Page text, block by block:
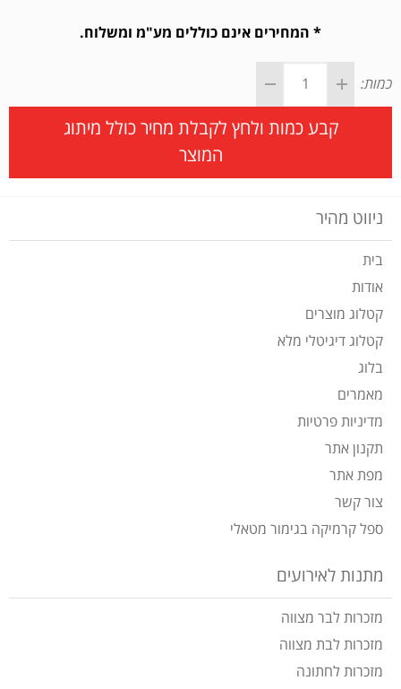
* המחירים אינם כוללים מע"מ ומשלוח.
כמות:
קבע כמות ולחץ לקבלת מחיר כולל מיתוג
המוצר
ניווט מהיר
בית
אודות
קטלוג מוצרים
קטלוג דיגיטלי מלא
בלוג
מאמרים
מדיניות פרטיות
תקנון אתר
מפת אתר
צור קשר
ספל קרמיקה בגימור מטאלי
מתנות לאירועים
מזכרות לבר מצווה
מזכרות לבת מצווה
מזכרות לחתונה